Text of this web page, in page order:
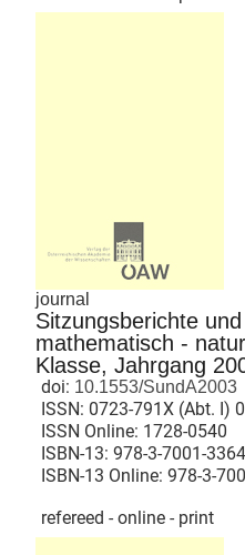
journal
Sitzungsberichte
mathematisch -
Klasse, Jahrgang
doi: 10.1553/SundA2003
ISSN: 0723-791X (Abt. I)
ISSN Online: 1728-0540
ISBN-13: 978-3-7001-
ISBN-13 Online: 978-3-
refereed - online - print